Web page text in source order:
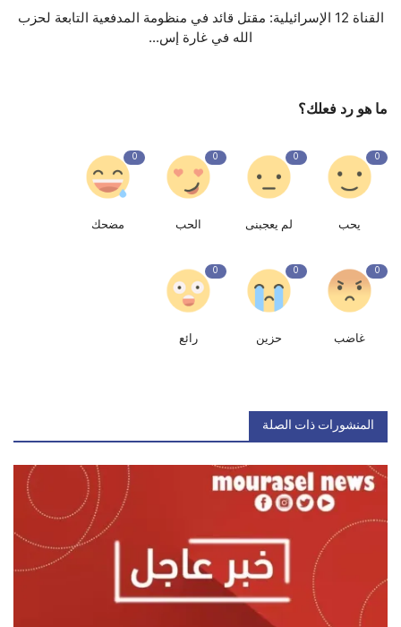
القناة 12 الإسرائيلية: مقتل قائد في منظومة المدفعية التابعة لحزب
الله في غارة إس...
ما هو رد فعلك؟
0
يحب
0
لم يعجبنى
0
الحب
0
مضحك
0
غاضب
0
حزين
0
رائع
المنشورات ذات الصلة